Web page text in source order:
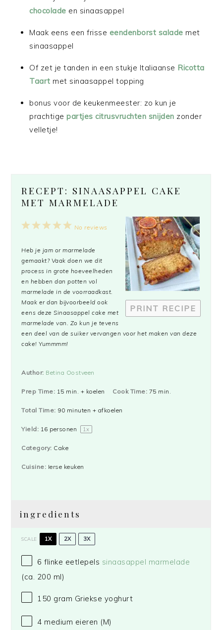
chocolade en sinaasappel
Maak eens een frisse eendenborst salade met
sinaasappel
Of zet je tanden in een stukje Italiaanse Ricotta
Taart met sinaasappel topping
bonus voor de keukenmeester: zo kun je
prachtigepartjes citrusvruchten snijden zonder
velletje!
RECEPT: SINAASAPPEL CAKE
MET MARMELADE
PRINT RECIPE
5
4
3
2
1
No reviews
Heb je jam or marmelade
gemaakt? Vaak doen we dit
process in grote hoeveelheden
en hebben dan potten vol
marmelade in de voorraadkast.
Maak er dan bijvoorbeeld ook
eens deze Sinaasappel cake met
marmelade van. Zo kun je tevens
een deel van de suiker vervangen voor het maken van deze
cake! Yummmm!
Author: Betina Oostveen
Prep Time: 15 min. + koelen Cook Time: 75 min.
Total Time: 90 minuten + afkoelen
Yield: 16 personen 1x
Category: Cake
Cuisine: Ierse keuken
ingredients
SCALE 1X 2X 3X
6 flinke eetlepels sinaasappel marmelade
(ca. 200 ml)
150 gram Griekse yoghurt
4 medium eieren (M)